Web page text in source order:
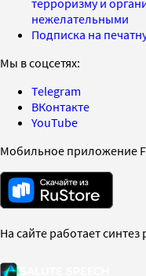
нежелательными
Подписка на
Мы в соцсетях:
Telegram
ВКонтакте
YouTube
Мобильное приложение
На сайте работает синтез